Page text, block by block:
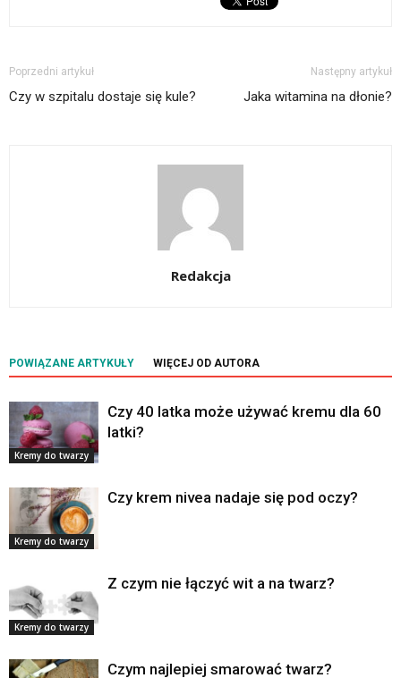
Poprzedni artykuł
Czy w szpitalu dostaje się kule?
Następny artykuł
Jaka witamina na dłonie?
Redakcja
POWIĄZANE ARTYKUŁY WIĘCEJ OD AUTORA
Kremy do twarzy
Czy 40 latka może używać kremu dla 60
latki?
Kremy do twarzy
Czy krem nivea nadaje się pod oczy?
Kremy do twarzy
Z czym nie łączyć wit a na twarz?
Czym najlepiej smarować twarz?